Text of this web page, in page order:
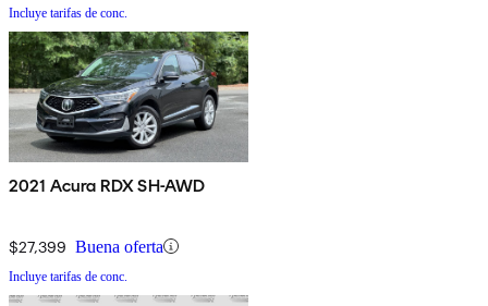
Incluye tarifas de conc.
2021 Acura RDX SH-AWD
$27,399 Buena oferta
Incluye tarifas de conc.